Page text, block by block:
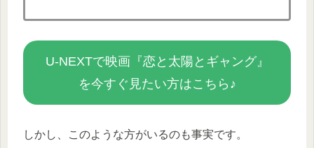
U-NEXTで映画『恋と太陽とギャング』
を今すぐ見たい方はこちら♪
しかし、このような方がいるのも事実です。